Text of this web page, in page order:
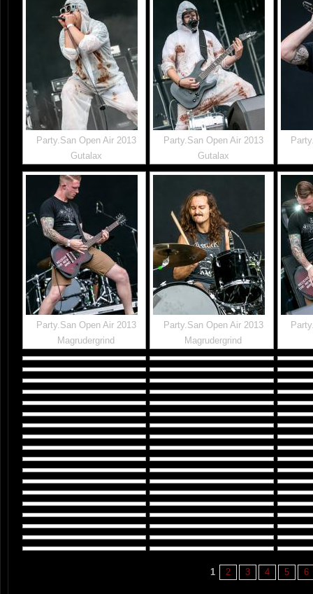
Party.San Open Air 2013
Gutalax
Party.San Open Air 2013
Gutalax
Party.San Open Air 2013
Magrudergrind
Party.San Open Air 2013
Magrudergrind
1 2 3 4 5 6